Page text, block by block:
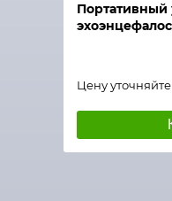
Портативный
Цену уточняйте